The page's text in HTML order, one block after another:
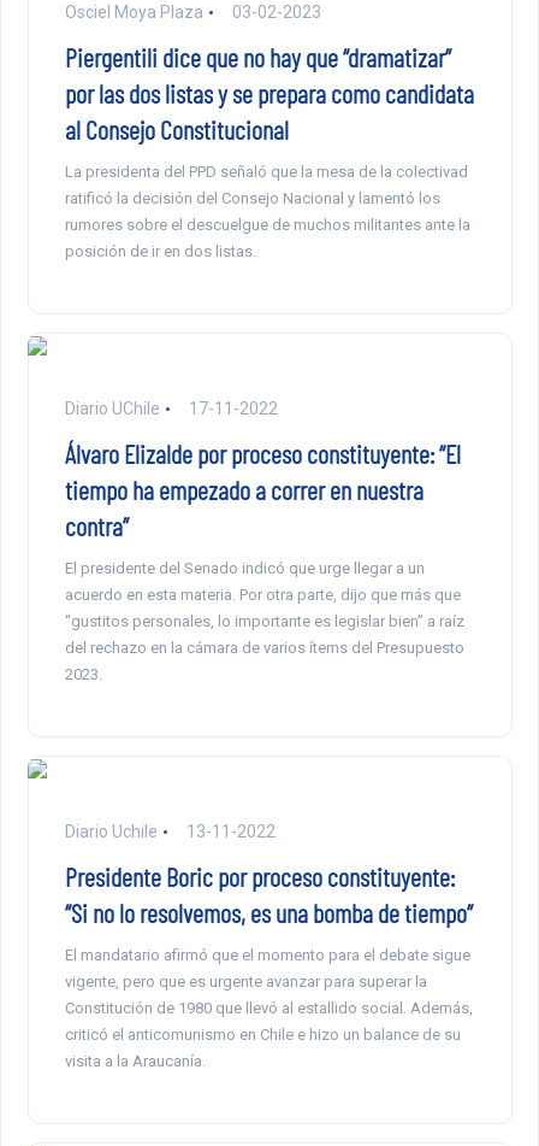
Osciel Moya Plaza 03-02-2023
Piergentili dice que no hay que “dramatizar”
por las dos listas y se prepara como candidata
al Consejo Constitucional
La presidenta del PPD señaló que la mesa de la colectivad
ratificó la decisión del Consejo Nacional y lamentó los
rumores sobre el descuelgue de muchos militantes ante la
posición de ir en dos listas.
Diario UChile 17-11-2022
Álvaro Elizalde por proceso constituyente: “El
tiempo ha empezado a correr en nuestra
contra”
El presidente del Senado indicó que urge llegar a un
acuerdo en esta materia. Por otra parte, dijo que más que
“gustitos personales, lo importante es legislar bien” a raíz
del rechazo en la cámara de varios ítems del Presupuesto
2023.
Diario Uchile 13-11-2022
Presidente Boric por proceso constituyente:
“Si no lo resolvemos, es una bomba de tiempo”
El mandatario afirmó que el momento para el debate sigue
vigente, pero que es urgente avanzar para superar la
Constitución de 1980 que llevó al estallido social. Además,
criticó el anticomunismo en Chile e hizo un balance de su
visita a la Araucanía.